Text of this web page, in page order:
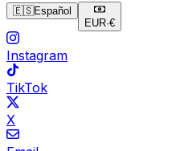
🇪🇸Español
EUR·€
Instagram
TikTok
X